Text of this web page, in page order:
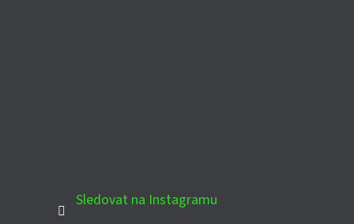
Sledovat na Instagramu